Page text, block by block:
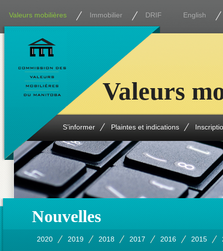
Valeurs mobilières Immobilier DRIF English
S’informer Plaintes et indications
Valeurs
Nouvelles
2020 2019 2018 2017 2016 2015